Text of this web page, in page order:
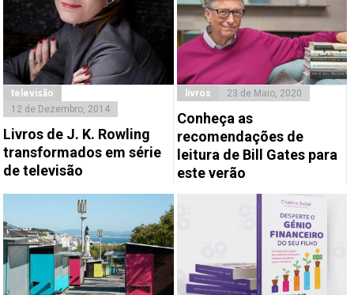
televisão
12 de Dezembro, 2014
Livros de J. K. Rowling
transformados em série
de televisão
livros 23 de Maio, 2020
Conheça as
recomendações de
leitura de Bill Gates para
este verão